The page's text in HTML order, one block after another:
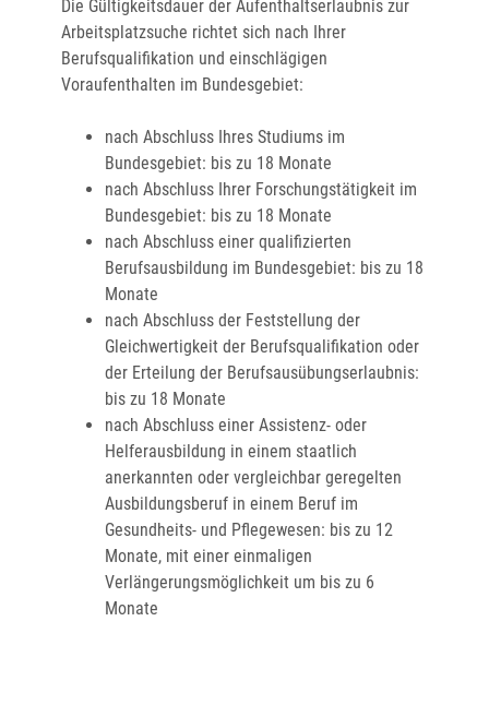
Die Gültigkeitsdauer der Aufenthaltserlaubnis zur
Arbeitsplatzsuche richtet sich nach Ihrer
Berufsqualifikation und einschlägigen
Voraufenthalten im Bundesgebiet:
nach Abschluss Ihres Studiums im
Bundesgebiet: bis zu 18 Monate
nach Abschluss Ihrer Forschungstätigkeit im
Bundesgebiet: bis zu 18 Monate
nach Abschluss einer qualifizierten
Berufsausbildung im Bundesgebiet: bis zu 18
Monate
nach Abschluss der Feststellung der
Gleichwertigkeit der Berufsqualifikation oder
der Erteilung der Berufsausübungserlaubnis:
bis zu 18 Monate
nach Abschluss einer Assistenz- oder
Helferausbildung in einem staatlich
anerkannten oder vergleichbar geregelten
Ausbildungsberuf in einem Beruf im
Gesundheits- und Pflegewesen: bis zu 12
Monate, mit einer einmaligen
Verlängerungsmöglichkeit um bis zu 6
Monate